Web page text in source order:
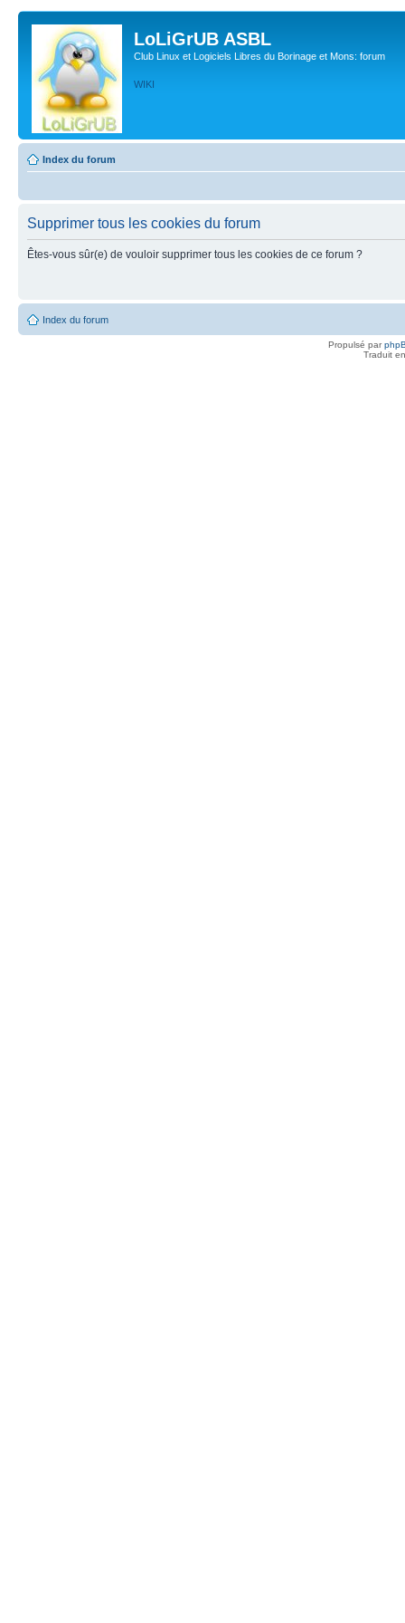
LoLiGrUB ASBL
Club Linux et Logiciels Libres du Borinage et Mons: forum
WIKI
Index du forum
Supprimer tous les cookies du forum
Êtes-vous sûr(e) de vouloir supprimer tous les cookies de ce forum ?
Index du forum
Propulsé par
Traduit